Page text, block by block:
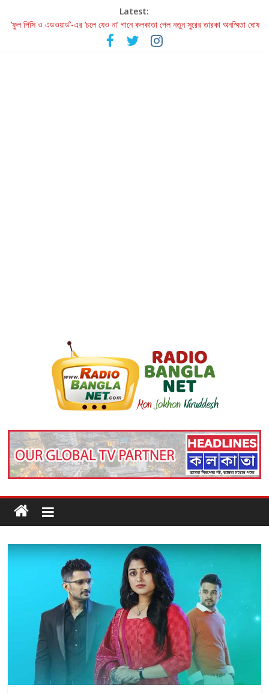
Latest:
‘ফুল পিসি ও এডওয়ার্ড’-এর ‘চলে যেও না’ গানে কলকাতা পেল নতুন সুরের তারকা অনস্মিতা ঘোষ
রবীন্দ্রনাথ ও গুলজারের সৃষ্টির মেলবন্ধনে মুগ্ধ করল ‘দুই তারার দোতারা’
কলের গান থেকে রীলস্ — বাঙালির গান শোনার বিবর্তনের গল্প